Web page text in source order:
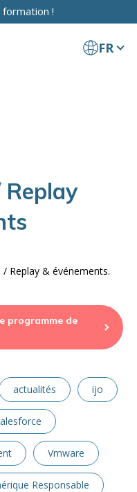
!
FR
Replay & événements.
programme de
actualités ijo
Vmware
Responsable